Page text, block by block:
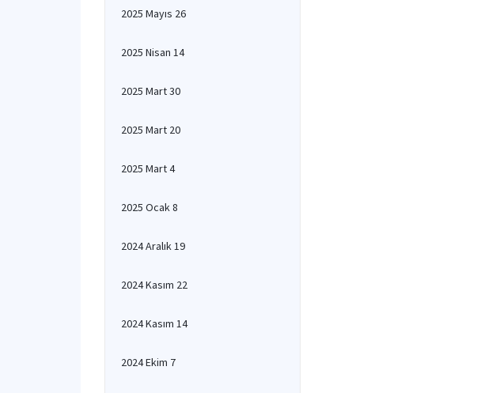
2025 Mayıs 26
2025 Nisan 14
2025 Mart 30
2025 Mart 20
2025 Mart 4
2025 Ocak 8
2024 Aralık 19
2024 Kasım 22
2024 Kasım 14
2024 Ekim 7